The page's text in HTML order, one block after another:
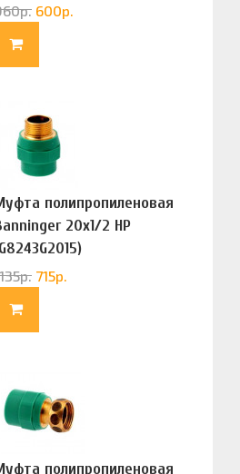
р. 600р.
полипропиленовая
20х1/2 НР
р. 715р.
полипропиленовая